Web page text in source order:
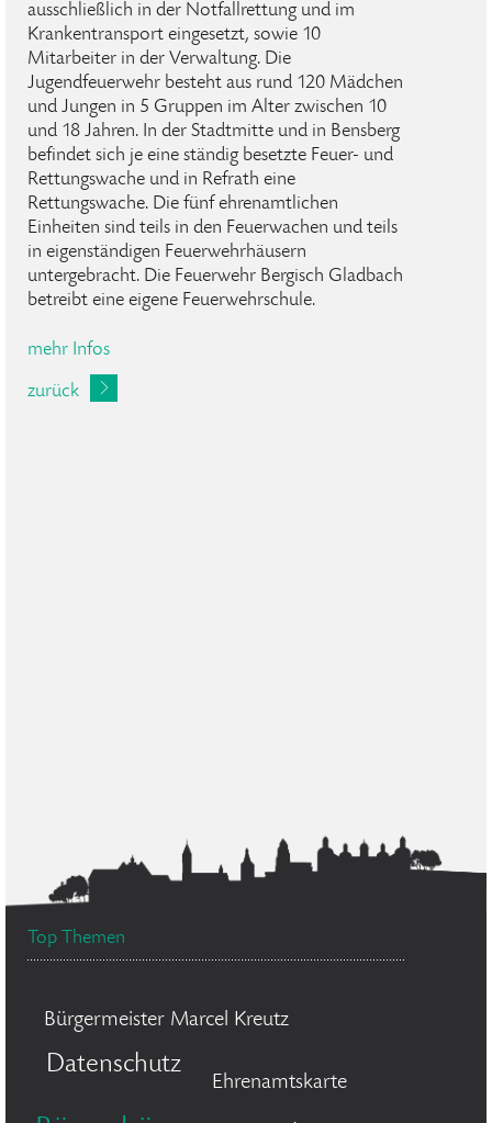
ausschließlich in der Notfallrettung und im
Krankentransport eingesetzt, sowie 10
Mitarbeiter in der Verwaltung. Die
Jugendfeuerwehr besteht aus rund 120 Mädchen
und Jungen in 5 Gruppen im Alter zwischen 10
und 18 Jahren. In der Stadtmitte und in Bensberg
befindet sich je eine ständig besetzte Feuer- und
Rettungswache und in Refrath eine
Rettungswache. Die fünf ehrenamtlichen
Einheiten sind teils in den Feuerwachen und teils
in eigenständigen Feuerwehrhäusern
untergebracht. Die Feuerwehr Bergisch Gladbach
betreibt eine eigene Feuerwehrschule.
mehr Infos
zurück
Top Themen
Bürgermeister Marcel Kreutz
Datenschutz
Ehrenamtskarte